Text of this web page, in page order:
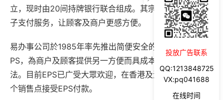
立，现时由20间持牌银行联合组成。其宗旨是广泛推行电
子支付服务，让顾客及商户更感方便。
易办事公司於1985年率先推出简便安全的零售支付系统-E
PS，為商户及顾客提供另一方便而具成本效益之付款方
法。目前EPS已广受大眾欢迎，在香港及澳门有超过三万
个销售点接受EPS付款。
投放广告联系
QQ:1213848725
VX:pq041688
在线时间